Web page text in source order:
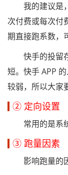
我的建议是，
次付费或每次付
期直接跑系数，
快手的投留存
短。快手 APP
较弱，所以大家
② 定向设置
常用的是系统
③ 跑量因素
影响跑量的因